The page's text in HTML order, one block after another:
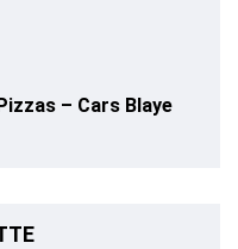
– Cars Blaye